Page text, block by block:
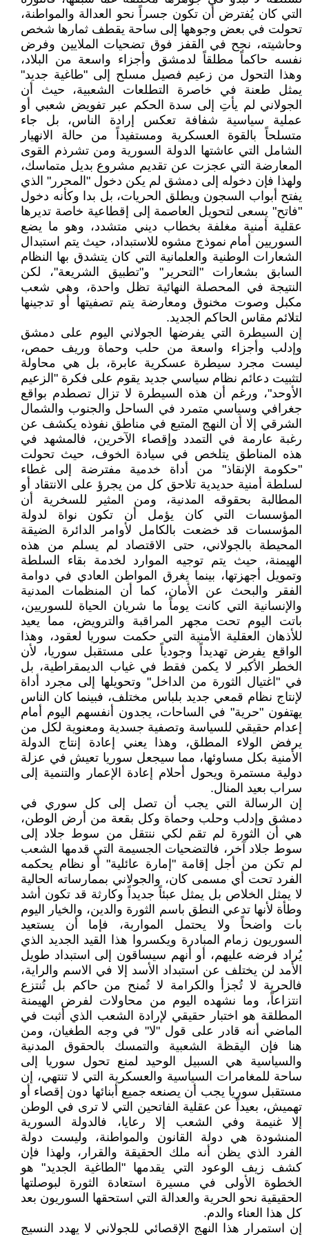
التي كان يُفترض أن تكون جسراً نحو العدالة والمواطنة،
تحولت في بعض وجوهها إلى ساحة يقطف ثمارها شخص
وحاشيته، نجح في القفز فوق تضحيات الملايين وفرض
نفسه حاكماً مطلقاً لدمشق وأجزاء واسعة من البلاد،
وهذا التحول من زعيم فصيل مسلح إلى "طاغية جديد"
يمثل طعنة في خاصرة التطلعات الشعبية، حيث أن
الجولاني لم يأتِ إلى سدة الحكم عبر تفويض شعبي أو
عملية سياسية شفافة تعكس إرادة الناس، بل جاء
متسلحاً بالقوة العسكرية ومستفيداً من حالة الانهيار
الشامل التي عاشتها الدولة السورية ومن تشرذم القوى
المعارضة التي عجزت عن تقديم مشروع بديل متماسك،
ولهذا فإن دخوله إلى دمشق لم يكن دخول "المحرر" الذي
يفتح أبواب السجون ويطلق الحريات، بل بدا وكأنه دخول
"فاتح" يسعى لتحويل العاصمة إلى إقطاعية خاصة تديرها
عقلية أمنية مغلفة بخطاب ديني متشدد، وهو ما يضع
السوريين أمام نموذج مشوه للاستبداد، حيث يتم استبدال
الشعارات الوطنية والعلمانية التي كان يتشدق بها النظام
السابق بشعارات "التحرير" و"تطبيق الشريعة"، لكن
النتيجة في المحصلة النهائية تظل واحدة، وهي شعب
مكبل وصوت مخنوق ومعارضة يتم تصفيتها أو تدجينها
لتلائم مقاس الحاكم الجديد.
إن السيطرة التي يفرضها الجولاني اليوم على دمشق
وإدلب وأجزاء واسعة من حلب وحماة وريف حمص،
ليست مجرد سيطرة عسكرية عابرة، بل هي محاولة
لتثبيت دعائم نظام سياسي جديد يقوم على فكرة "الزعيم
الأوحد"، ورغم أن هذه السيطرة لا تزال تصطدم بواقع
جغرافي وسياسي متمرد في الساحل والجنوب والشمال
الشرقي إلا أن النهج المتبع في مناطق نفوذه يكشف عن
رغبة عارمة في التمدد وإقصاء الآخرين، فالمشهد في
هذه المناطق يتلخص في سيادة الخوف، حيث تحولت
"حكومة الإنقاذ" من أداة خدمية مفترضة إلى غطاء
لسلطة أمنية حديدية تلاحق كل من يجرؤ على الانتقاد أو
المطالبة بحقوقه المدنية، ومن المثير للسخرية أن
المؤسسات التي كان يؤمل أن تكون نواة لدولة
المؤسسات قد خضعت بالكامل لأوامر الدائرة الضيقة
المحيطة بالجولاني، حتى الاقتصاد لم يسلم من هذه
الهيمنة، حيث يتم توجيه الموارد لخدمة بقاء السلطة
وتمويل أجهزتها، بينما يغرق المواطن العادي في دوامة
الفقر والبحث عن الأمان، كما أن المنظمات المدنية
والإنسانية التي كانت يوماً ما شريان الحياة للسوريين،
باتت اليوم تحت مجهر المراقبة والترويض، مما يعيد
للأذهان العقلية الأمنية التي حكمت سوريا لعقود، وهذا
الواقع يفرض تهديداً وجودياً على مستقبل سوريا، لأن
الخطر الأكبر لا يكمن فقط في غياب الديمقراطية، بل
في "اغتيال الثورة من الداخل" وتحويلها إلى مجرد أداة
لإنتاج نظام قمعي جديد بلباس مختلف، فبينما كان الناس
يهتفون "حرية" في الساحات، يجدون أنفسهم اليوم أمام
إعدام حقيقي للسياسة وتصفية جسدية ومعنوية لكل من
يرفض الولاء المطلق، وهذا يعني إعادة إنتاج الدولة
الأمنية بكل مساوئها، مما سيجعل سوريا تعيش في عزلة
دولية مستمرة ويحول أحلام إعادة الإعمار والتنمية إلى
سراب بعيد المنال.
إن الرسالة التي يجب أن تصل إلى كل سوري في
دمشق وإدلب وحلب وحماة وكل بقعة من أرض الوطن،
هي أن الثورة لم تقم لكي ننتقل من سوط جلاد إلى
سوط جلاد آخر، فالتضحيات الجسيمة التي قدمها الشعب
لم تكن من أجل إقامة "إمارة عائلية" أو نظام يحكمه
الفرد تحت أي مسمى كان، والجولاني بممارساته الحالية
لا يمثل الخلاص بل يمثل عبئاً جديداً وكارثة قد تكون أشد
وطأة لأنها تدعي النطق باسم الثورة والدين، والخيار اليوم
بات واضحاً ولا يحتمل المواربة، فإما أن يستعيد
السوريون زمام المبادرة ويكسروا هذا القيد الجديد الذي
يُراد فرضه عليهم، أو أنهم سيساقون إلى استبداد طويل
الأمد لن يختلف عن استبداد الأسد إلا في الاسم والراية،
فالحرية لا تُجزأ والكرامة لا تُمنح من حاكم بل تُنتزع
انتزاعاً، وما نشهده اليوم من محاولات لفرض الهيمنة
المطلقة هو اختبار حقيقي لإرادة الشعب الذي أثبت في
الماضي أنه قادر على قول "لا" في وجه الطغيان، ومن
هنا فإن اليقظة الشعبية والتمسك بالحقوق المدنية
والسياسية هي السبيل الوحيد لمنع تحول سوريا إلى
ساحة للمغامرات السياسية والعسكرية التي لا تنتهي، إن
مستقبل سوريا يجب أن يصنعه جميع أبنائها دون إقصاء أو
تهميش، بعيداً عن عقلية الفاتحين التي لا ترى في الوطن
إلا غنيمة وفي الشعب إلا رعايا، فالدولة السورية
المنشودة هي دولة القانون والمواطنة، وليست دولة
الفرد الذي يظن أنه ملك الحقيقة والقرار، ولهذا فإن
كشف زيف الوعود التي يقدمها "الطاغية الجديد" هو
الخطوة الأولى في مسيرة استعادة الثورة لبوصلتها
الحقيقية نحو الحرية والعدالة التي استحقها السوريون بعد
كل هذا العناء والدم.
إن استمرار هذا النهج الإقصائي للجولاني لا يهدد النسيج